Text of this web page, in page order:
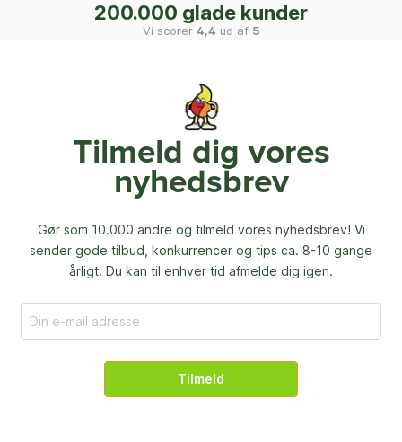
200.000 glade kunder
Vi scorer 4,4 ud af 5
Tilmeld dig vores
nyhedsbrev
Gør som 10.000 andre og tilmeld vores nyhedsbrev! Vi
sender gode tilbud, konkurrencer og tips ca. 8-10 gange
årligt. Du kan til enhver tid afmelde dig igen.
Tilmeld